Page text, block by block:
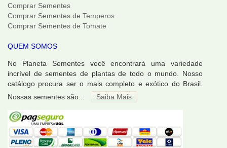
Comprar Sementes
Comprar Sementes de Temperos
Comprar Sementes de Tomate
QUEM SOMOS
No Planeta Sementes você encontrará uma variedade
incrível de sementes de plantas de todo o mundo. Nosso
catálogo procura ser o mais completo e exótico do Brasil.
Nossas sementes são...
Saiba Mais